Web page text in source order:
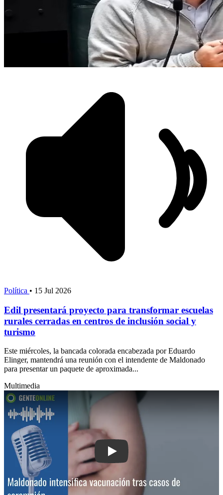
Política • 15 Jul 2026
Edil presentará proyecto para transformar escuelas
rurales cerradas en centros de inclusión social y
turismo
Este miércoles, la bancada colorada encabezada por Eduardo
Elinger, mantendrá una reunión con el intendente de Maldonado
para presentar un paquete de aproximada...
Multimedia
Play: Maldonado intensifica